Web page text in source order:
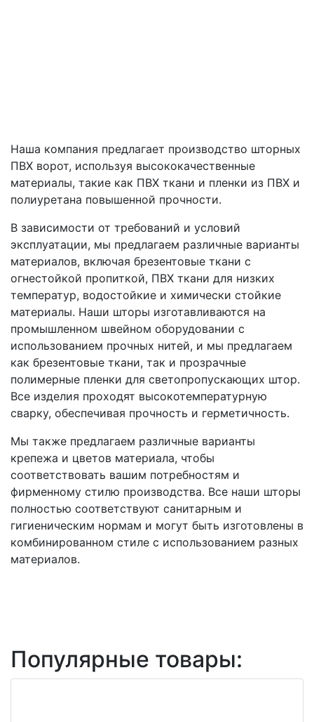
Наша компания предлагает производство шторных
ПВХ ворот, используя высококачественные
материалы, такие как ПВХ ткани и пленки из ПВХ и
полиуретана повышенной прочности.
В зависимости от требований и условий
эксплуатации, мы предлагаем различные варианты
материалов, включая брезентовые ткани с
огнестойкой пропиткой, ПВХ ткани для низких
температур, водостойкие и химически стойкие
материалы. Наши шторы изготавливаются на
промышленном швейном оборудовании с
использованием прочных нитей, и мы предлагаем
как брезентовые ткани, так и прозрачные
полимерные пленки для светопропускающих штор.
Все изделия проходят высокотемпературную
сварку, обеспечивая прочность и герметичность.
Мы также предлагаем различные варианты
крепежа и цветов материала, чтобы
соответствовать вашим потребностям и
фирменному стилю производства. Все наши шторы
полностью соответствуют санитарным и
гигиеническим нормам и могут быть изготовлены в
комбинированном стиле с использованием разных
материалов.
Популярные товары: